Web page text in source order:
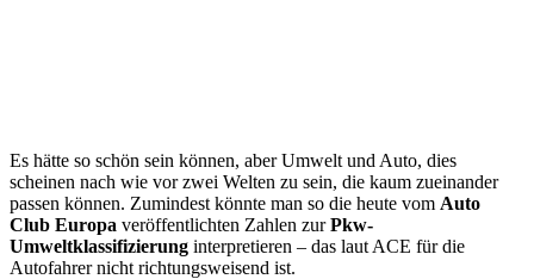
Es hätte so schön sein können, aber Umwelt und Auto, dies
scheinen nach wie vor zwei Welten zu sein, die kaum zueinander
passen können. Zumindest könnte man so die heute vom Auto
Club Europa veröffentlichten Zahlen zurPkw-
Umweltklassifizierung interpretieren – das laut ACE für die
Autofahrer nicht richtungsweisend ist.